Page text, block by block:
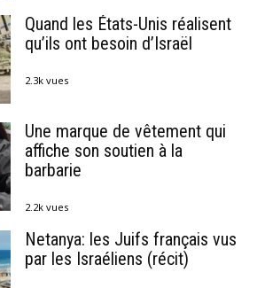
Quand les États-Unis réalisent
qu’ils ont besoin d’Israël
2.3k vues
Une marque de vêtement qui
affiche son soutien à la
barbarie
2.2k vues
Netanya: les Juifs français vus
par les Israéliens (récit)